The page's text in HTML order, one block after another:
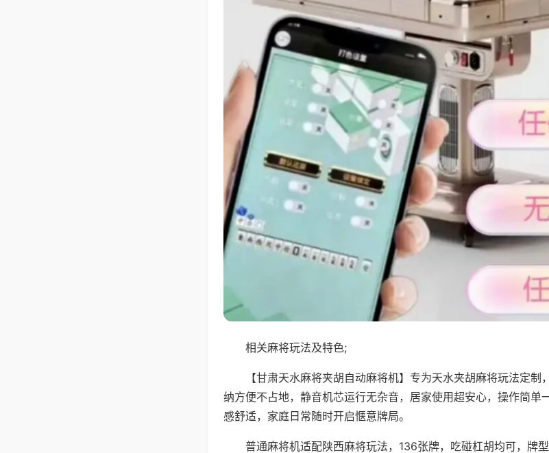
相关麻将玩法及特色;
【甘肃天水麻将夹胡自动麻将机】专为天水夹胡麻将玩法定
纳方便不占地，静音机芯运行无杂音，居家使用超安心，操作简单
感舒适，家庭日常随时开启惬意牌局。
普通麻将机适配陕西麻将玩法，136张牌，吃碰杠胡均可，牌